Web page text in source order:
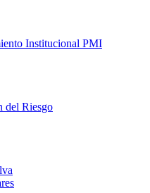
Institucional PMI
del Riesgo